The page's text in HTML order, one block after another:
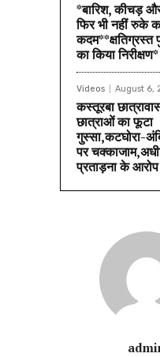
*बारिश, कीचड़
फिर भी नहीं रुके
कदम**क्षतिग्रस्त
का किया निरीक्षण*
Videos August 6,
कस्तूरबा
छात्राओं का फूटा
गुस्सा,कटघोरा-
पर
प्रताड़ना के आरोप